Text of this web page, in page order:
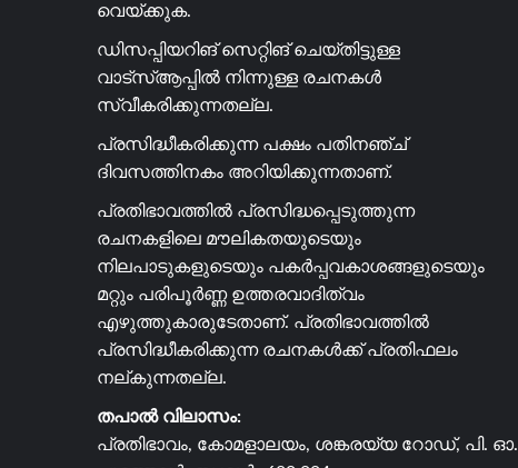
വെയ്ക്കുക.
ഡിസപ്പിയറിങ് സെറ്റിങ് ചെയ്തിട്ടുള്ള
വാട്സ്ആപ്പിൽ നിന്നുള്ള രചനകൾ
സ്വീകരിക്കുന്നതല്ല.
പ്രസിദ്ധീകരിക്കുന്ന പക്ഷം പതിനഞ്ച്
ദിവസത്തിനകം അറിയിക്കുന്നതാണ്.
പ്രതിഭാവത്തിൽ പ്രസിദ്ധപ്പെടുത്തുന്ന
രചനകളിലെ മൗലികതയുടെയും
നിലപാടുകളുടെയും പകർപ്പവകാശങ്ങളുടെയും
മറ്റും പരിപൂർണ്ണ ഉത്തരവാദിത്വം
എഴുത്തുകാരുടേതാണ്. പ്രതിഭാവത്തിൽ
പ്രസിദ്ധീകരിക്കുന്ന രചനകൾക്ക് പ്രതിഫലം
നല്കുന്നതല്ല.
തപാൽ വിലാസം:
പ്രതിഭാവം, കോമളാലയം, ശങ്കരയ്യ റോഡ്, പി. ഓ.